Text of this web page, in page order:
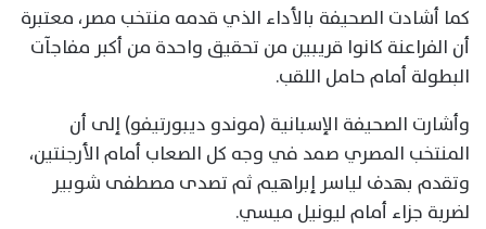
كما أشادت الصحيفة بالأداء الذي قدمه منتخب مصر، معتبرة
أن الفراعنة كانوا قريبين من تحقيق واحدة من أكبر مفاجآت
البطولة أمام حامل اللقب.
وأشارت الصحيفة الإسبانية (موندو ديبورتيفو) إلى أن
المنتخب المصري صمد في وجه كل الصعاب أمام الأرجنتين،
وتقدم بهدف لياسر إبراهيم ثم تصدى مصطفى شوبير
لضربة جزاء أمام ليونيل ميسي.